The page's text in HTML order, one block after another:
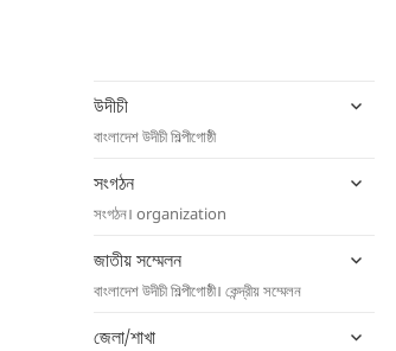
উদীচী
বাংলাদেশ উদীচী শিল্পীগোষ্ঠী
expand
সংগঠন
সংগঠন। organization
expand
জাতীয় সম্মেলন
বাংলাদেশ উদীচী শিল্পীগোষ্ঠী। কেন্দ্রীয় সম্মেলন
expand
জেলা/শাখা
expand